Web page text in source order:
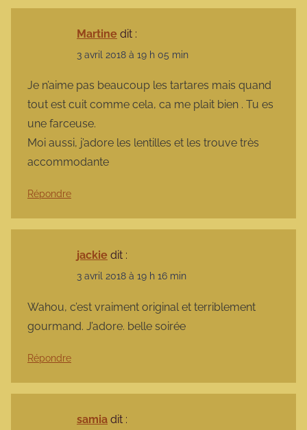
Martine dit :
3 avril 2018 à 19 h 05 min
Je n’aime pas beaucoup les tartares mais quand
tout est cuit comme cela, ca me plait bien . Tu es
une farceuse.
Moi aussi, j’adore les lentilles et les trouve très
accommodante
Répondre
jackie dit :
3 avril 2018 à 19 h 16 min
Wahou, c’est vraiment original et terriblement
gourmand. J’adore. belle soirée
Répondre
samia dit :